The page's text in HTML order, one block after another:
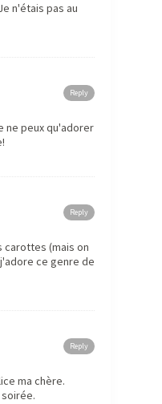
n'étais pas au
Reply
ne peux qu'adorer
Reply
carottes (mais on
ce genre de
Reply
ma chère.